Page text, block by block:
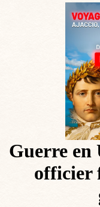
Guerre en
officier